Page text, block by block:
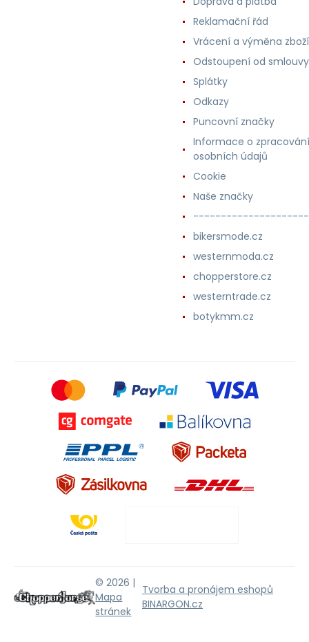
Reklamační řád
Vrácení a výměna zboží
Odstoupení od smlouvy
Splátky
Odkazy
Puncovní značky
Informace o zpracování
osobních údajů
Cookie
Naše značky
bikersmode.cz
westernmoda.cz
chopperstore.cz
westerntrade.cz
botykmm.cz
© 2026 |
Mapa
stránek
Tvorba a pronájem eshopů
BINARGON.cz